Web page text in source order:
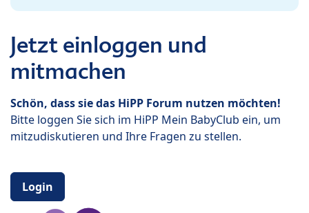
Jetzt einloggen und
mitmachen
Schön, dass sie das HiPP Forum nutzen möchten!
Bitte loggen Sie sich im HiPP Mein BabyClub ein, um
mitzudiskutieren und Ihre Fragen zu stellen.
Login